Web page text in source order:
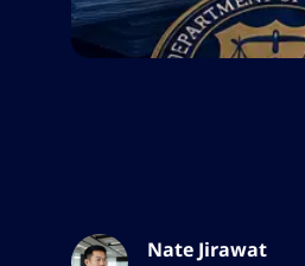
Nate Jirawat